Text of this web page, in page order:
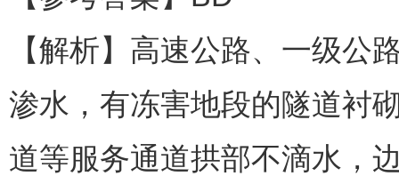
【解析】高速公路、一级公
渗水，有冻害地段的隧道衬
道等服务通道拱部不滴水，